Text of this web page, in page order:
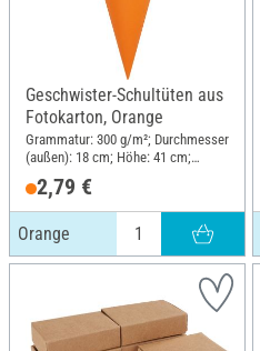
Geschwister-Schultüten aus
Fotokarton, Orange
Grammatur: 300 g/m²; Durchmesser
(außen): 18 cm; Höhe: 41 cm;
2,79 €
Orange